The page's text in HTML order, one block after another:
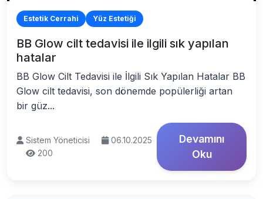
Estetik Cerrahi Yüz Estetiği
BB Glow cilt tedavisi ile ilgili sık yapılan
hatalar
BB Glow Cilt Tedavisi ile İlgili Sık Yapılan Hatalar BB
Glow cilt tedavisi, son dönemde popülerliği artan
bir güz...
Sistem Yöneticisi
06.10.2025
200
Devamını
Oku